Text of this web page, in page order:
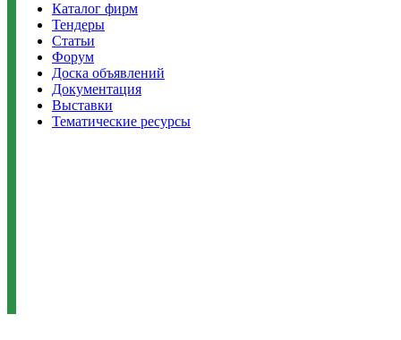
Каталог фирм
Тендеры
Статьи
Форум
Доска объявлений
Документация
Выставки
Тематические ресурсы